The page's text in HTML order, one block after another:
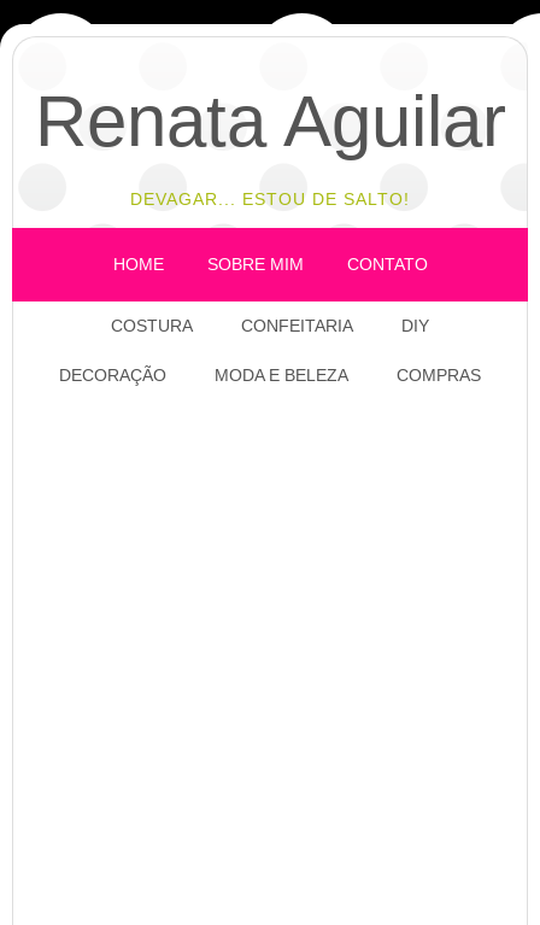
Renata Aguilar
DEVAGAR... ESTOU DE SALTO!
HOME SOBRE MIM CONTATO
COSTURA CONFEITARIA DIY
DECORAÇÃO MODA E BELEZA COMPRAS